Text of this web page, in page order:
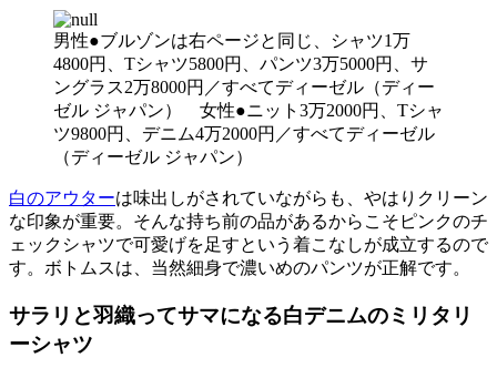
男性●ブルゾンは右ページと同じ、シャツ1万
4800円、Tシャツ5800円、パンツ3万5000円、サ
ングラス2万8000円／すべてディーゼル（ディー
ゼル ジャパン） 女性●ニット3万2000円、Tシャ
ツ9800円、デニム4万2000円／すべてディーゼル
（ディーゼル ジャパン）
白のアウターは味出しがされていながらも、やはりクリーン
な印象が重要。そんな持ち前の品があるからこそピンクのチ
ェックシャツで可愛げを足すという着こなしが成立するので
す。ボトムスは、当然細身で濃いめのパンツが正解です。
サラリと羽織ってサマになる白デニムのミリタリ
ーシャツ